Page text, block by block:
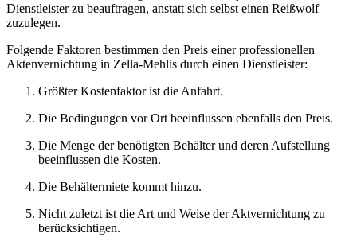
Dienstleister zu beauftragen, anstatt sich selbst einen Reißwolf
zuzulegen.
Folgende Faktoren bestimmen den Preis einer professionellen
Aktenvernichtung in Zella-Mehlis durch einen Dienstleister:
Größter Kostenfaktor ist die Anfahrt.
Die Bedingungen vor Ort beeinflussen ebenfalls den Preis.
Die Menge der benötigten Behälter und deren Aufstellung
beeinflussen die Kosten.
Die Behältermiete kommt hinzu.
Nicht zuletzt ist die Art und Weise der Aktvernichtung zu
berücksichtigen.